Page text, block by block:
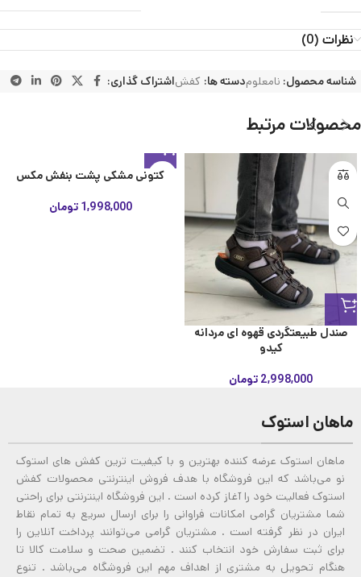
نظرات (0)
شناسه محصول: نامعلومدسته ها: کفشاشتراک گذاری:
محصولات مرتبط
صندل طبیعتگردی قهوه ای مردانه
کیدو
2,998,000 تومان
کتونی مشکی پشت بنفش مکس
1,998,000 تومان
ماهان استوک
ماهان استوک عرضه کننده بهترین و با کیفیت ترین کفش های استوک
نو می‌باشد که این فروشگاه با هدف فروش اینترنتی محصولات کفش
استوک فعالیت خود را آغاز کرده است . این فروشگاه اینترنتی برای راحتی
شما مشتریان گرامی امکانات فراوانی را برای ارسال سریع به تمام نقاط
ایران در نظر گرفته است . مشتریان گرامی می‌توانند پرداخت آنلاین را
برای ثبت سفارش خود انتخاب کنند . تضمین صحت و سلامت کالا تا
هنگام تحویل به مشتری از اهداف مهم این فروشگاه می‌باشد . تنوع